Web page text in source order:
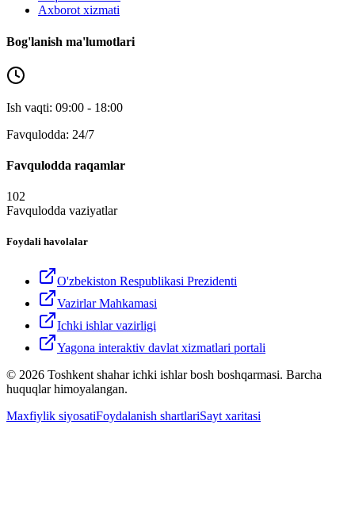
Axborot xizmati
Bog'lanish ma'lumotlari
Ish vaqti: 09:00 - 18:00
Favqulodda: 24/7
Favqulodda raqamlar
102
Favqulodda vaziyatlar
Foydali havolalar
O'zbekiston Respublikasi Prezidenti
Vazirlar Mahkamasi
Ichki ishlar vazirligi
Yagona interaktiv davlat xizmatlari portali
© 2026 Toshkent shahar ichki ishlar bosh boshqarmasi. Barcha
huquqlar himoyalangan.
Maxfiylik siyosatiFoydalanish shartlariSayt xaritasi